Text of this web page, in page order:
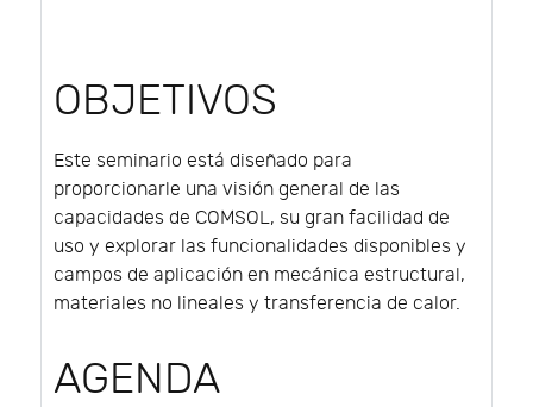
OBJETIVOS
Este seminario está diseñado para
proporcionarle una visión general de las
capacidades de COMSOL, su gran facilidad de
uso y explorar las funcionalidades disponibles y
campos de aplicación en mecánica estructural,
materiales no lineales y transferencia de calor.
AGENDA